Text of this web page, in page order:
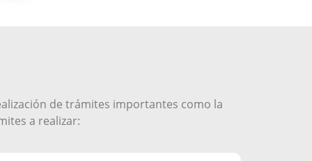
de trámites importantes como la
a realizar: